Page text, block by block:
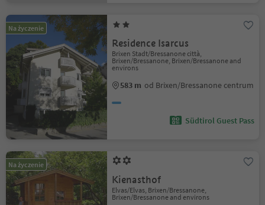
Na życzenie
Residence Isarcus
Brixen Stadt/Bressanone città,
Brixen/Bressanone, Brixen/Bressanone and
environs
583 m od Brixen/Bressanone centrum
Südtirol Guest Pass
Na życzenie
Kienasthof
Elvas/Elvas, Brixen/Bressanone,
Brixen/Bressanone and environs